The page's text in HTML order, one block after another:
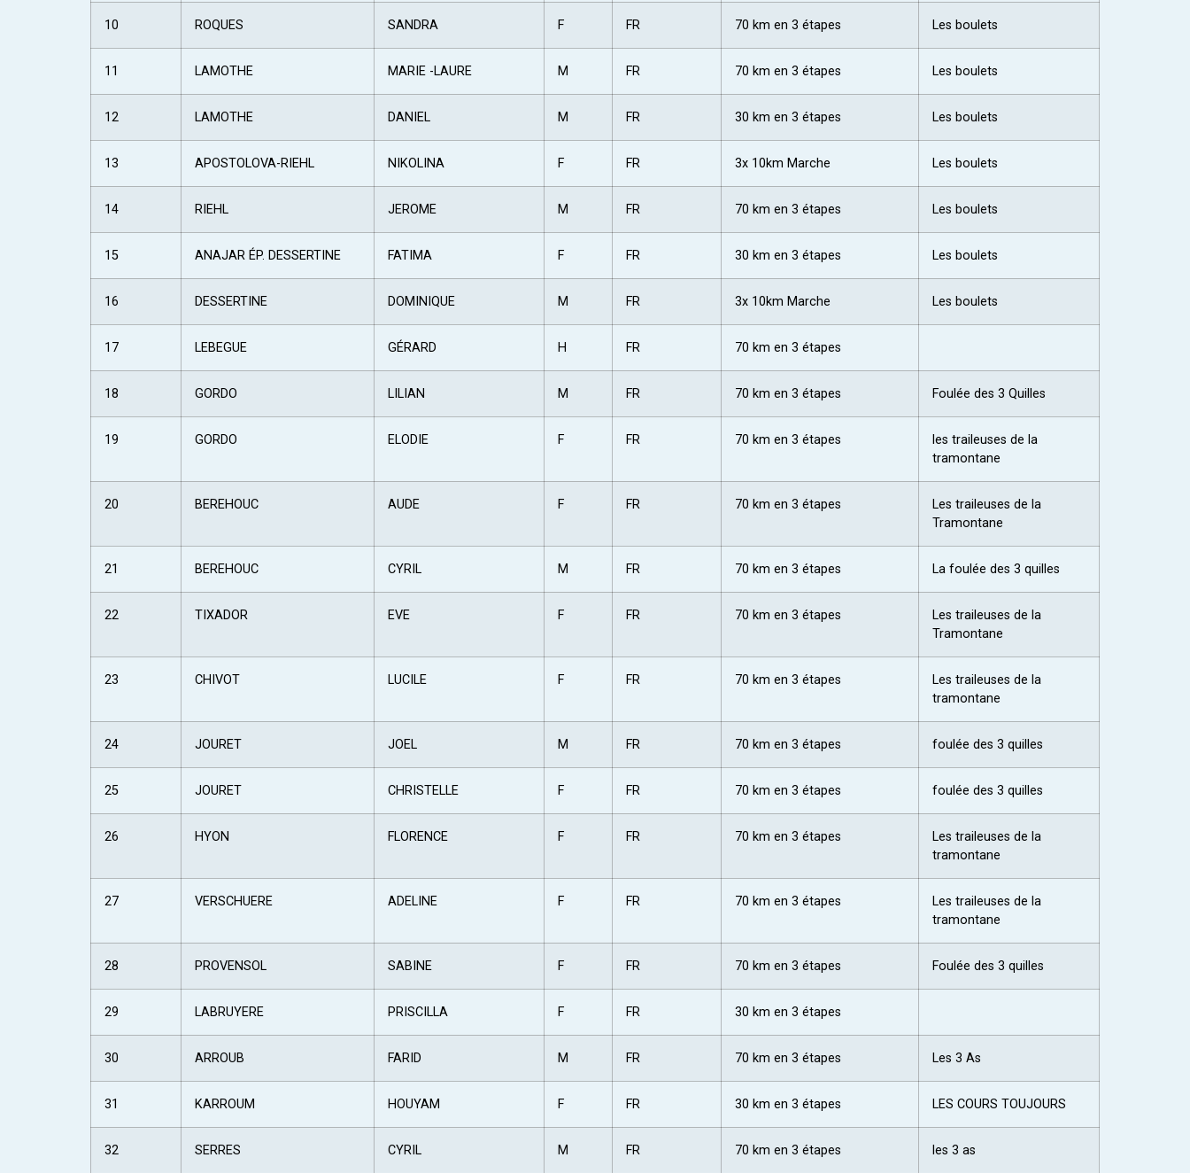
10 ROQUES SANDRA F FR 70 km en 3 étapes Les boulets
11 LAMOTHE MARIE -LAURE M FR 70 km en 3 étapes Les boulets
12 LAMOTHE DANIEL M FR 30 km en 3 étapes Les boulets
13 APOSTOLOVA-RIEHL NIKOLINA F FR 3x 10km Marche Les boulets
14 RIEHL JEROME M FR 70 km en 3 étapes Les boulets
15 ANAJAR ÉP. DESSERTINE FATIMA F FR 30 km en 3 étapes Les boulets
16 DESSERTINE DOMINIQUE M FR 3x 10km Marche Les boulets
17 LEBEGUE GÉRARD H FR 70 km en 3 étapes
18 GORDO LILIAN M FR 70 km en 3 étapes Foulée des 3 Quilles
19 GORDO ELODIE F FR 70 km en 3 étapes
les traileuses de la
tramontane
20 BEREHOUC AUDE F FR 70 km en 3 étapes
Les traileuses de la
Tramontane
21 BEREHOUC CYRIL M FR 70 km en 3 étapes La foulée des 3 quilles
22 TIXADOR EVE F FR 70 km en 3 étapes
Les traileuses de la
Tramontane
23 CHIVOT LUCILE F FR 70 km en 3 étapes
Les traileuses de la
tramontane
24 JOURET JOEL M FR 70 km en 3 étapes foulée des 3 quilles
25 JOURET CHRISTELLE F FR 70 km en 3 étapes foulée des 3 quilles
26 HYON FLORENCE F FR 70 km en 3 étapes
Les traileuses de la
tramontane
27 VERSCHUERE ADELINE F FR 70 km en 3 étapes
Les traileuses de la
tramontane
28 PROVENSOL SABINE F FR 70 km en 3 étapes Foulée des 3 quilles
29 LABRUYERE PRISCILLA F FR 30 km en 3 étapes
30 ARROUB FARID M FR 70 km en 3 étapes Les 3 As
31 KARROUM HOUYAM F FR 30 km en 3 étapes LES COURS TOUJOURS
32 SERRES CYRIL M FR 70 km en 3 étapes les 3 as